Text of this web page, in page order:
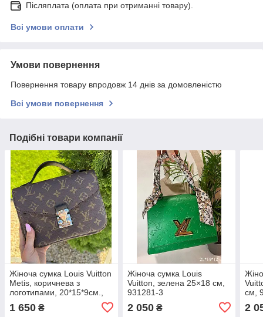
Післяплата (оплата при отриманні товару).
Всі умови оплати
Умови повернення
Повернення товару впродовж 14 днів за домовленістю
Всі умови повернення
Подібні товари компанії
Жіноча сумка Louis Vuitton
Metis, коричнева з
логотипами, 20*15*9см.,
1 650 ₴
Жіноча сумка Louis
Vuitton, зелена 25×18 см,
931281-3
2 050₴
см,
2